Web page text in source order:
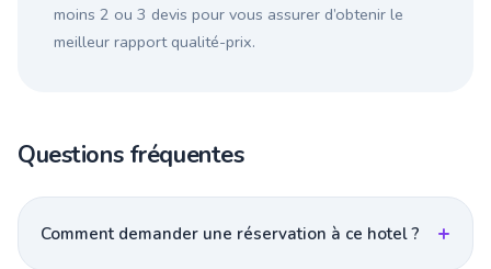
moins 2 ou 3 devis pour vous assurer d’obtenir le
meilleur rapport qualité-prix.
Questions fréquentes
Comment demander une réservation à ce hotel ?